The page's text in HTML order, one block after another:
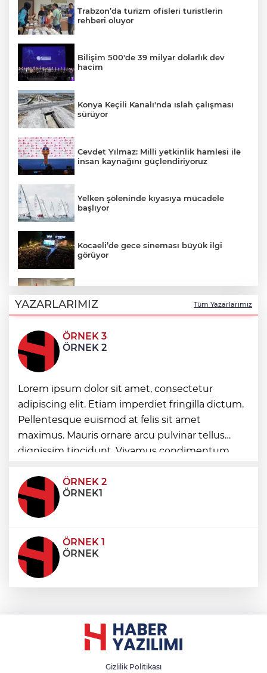
Trabzon’da turizm ofisleri turistlerin
rehberi oluyor
Bilişim 500'de 39 milyar dolarlık dev
hacim
Konya Keçili Kanalı'nda ıslah çalışması
sürüyor
Cevdet Yılmaz: Milli yetkinlik hamlesi ile
insan kaynağını güçlendiriyoruz
Yelken şöleninde kıyasıya mücadele
başlıyor
Kocaeli’de gece sineması büyük ilgi
görüyor
şampiyonlarını ağırladı
Bursa Büyükşehir'den Mudanya'nın
altyapısına güçlü yatırım
Denizli Opera ve Bale Günleri’nde “Kuğu
Gölü” büyüsü
İstanbul Maltepe’de ilaçlama çalışmaları
sürüyor
YAZARLARIMIZ Tüm Yazarlarımız
ÖRNEK 3
ÖRNEK 2
Lorem ipsum dolor sit amet, consectetur
adipiscing elit. Etiam imperdiet fringilla dictum.
Pellentesque euismod at felis sit amet
maximus. Mauris ornare arcu pulvinar tellus
dignissim tincidunt. Vivamus condimentum
condimentum eros et, faucibus sapien. Praese
ÖRNEK 2
ÖRNEK1
ÖRNEK 1
ÖRNEK
Gizlilik Politikası